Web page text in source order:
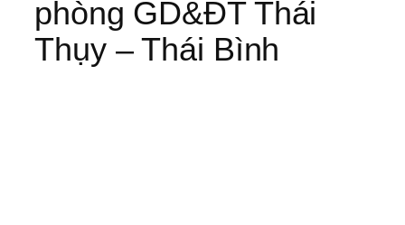
phòng GD&ĐT Thái
Thụy – Thái Bình